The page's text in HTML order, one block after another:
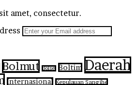
amet, consectetur.
Bolmut Bolsel Boltim Daerah
Internasional Kepulauan Sangihe